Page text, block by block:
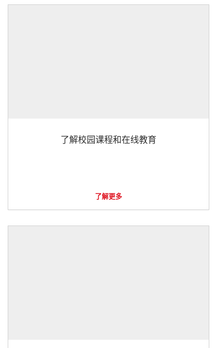
了解校园课程和在线教育
了解更多